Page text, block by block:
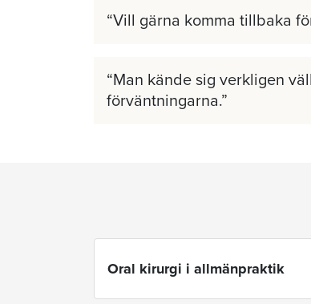
Vill gärna komma tillbaka
Man kände sig verkligen
förväntningarna.
Oral kirurgi i allmänpraktik